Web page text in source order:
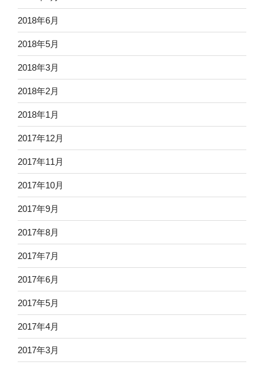
2018年6月
2018年5月
2018年3月
2018年2月
2018年1月
2017年12月
2017年11月
2017年10月
2017年9月
2017年8月
2017年7月
2017年6月
2017年5月
2017年4月
2017年3月